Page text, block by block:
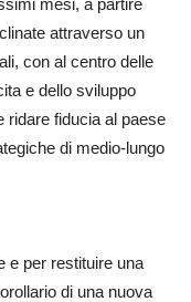
mesi, a partire
attraverso un
con al centro delle
e dello sviluppo
ridare fiducia al paese
di medio-lungo
e per restituire una
di una nuova